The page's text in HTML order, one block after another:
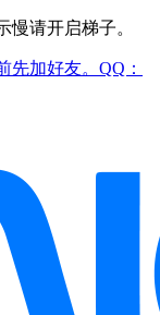
请开启梯子。
先加好友。QQ：